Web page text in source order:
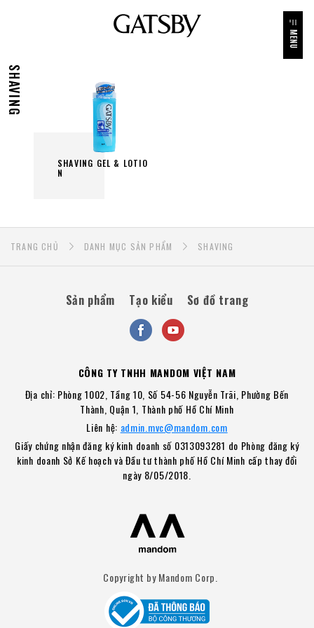
MENU
SHAVING
SHAVING GEL & LOTIO
N
TRANG CHỦ DANH MỤC SẢN PHẨM SHAVING
CÔNG TY TNHH MANDOM VIỆT NAM
Địa chỉ: Phòng 1002, Tầng 10, Số 54-56 Nguyễn Trãi, Phường Bến
Thành, Quận 1, Thành phố Hồ Chí Minh
Liên hệ: admin.mvc@mandom.com
Giấy chứng nhận đăng ký kinh doanh số 0313093281 do Phòng đăng ký
kinh doanh Sở Kế hoạch và Đầu tư thành phố Hồ Chí Minh cấp thay đổi
ngày 8/05/2018.
Copyright by Mandom Corp.
Sản phẩm Tạo kiểu Sơ đồ trang